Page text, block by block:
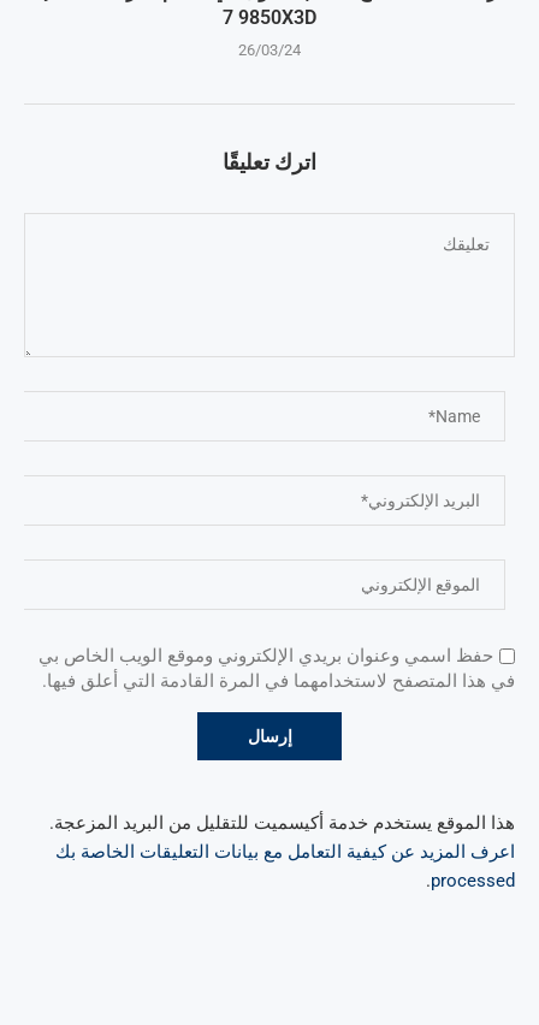
7 9850X3D
26/03/24
اترك تعليقًا
حفظ اسمي وعنوان بريدي الإلكتروني وموقع الويب الخاص بي
في هذا المتصفح لاستخدامهما في المرة القادمة التي أعلق فيها.
هذا الموقع يستخدم خدمة أكيسميت للتقليل من البريد المزعجة.
اعرف المزيد عن كيفية التعامل مع بيانات التعليقات الخاصة بك
processed
.